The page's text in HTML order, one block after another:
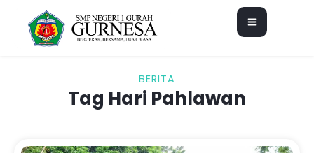
BERITA
Tag Hari Pahlawan